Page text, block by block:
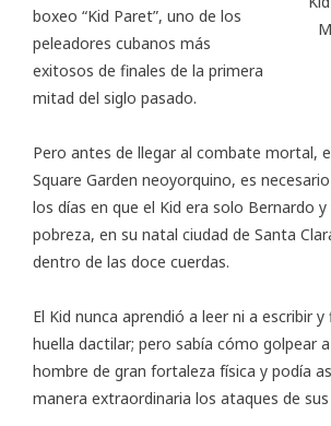
boxeo “Kid Paret”, uno de los
peleadores cubanos más
exitosos de finales de la primera
mitad del siglo pasado.
Pero antes de llegar al combate mortal,
Square Garden neoyorquino, es
los días en que el Kid era solo Bernardo
pobreza, en su natal ciudad de Santa
dentro de las doce cuerdas.
El Kid nunca aprendió a leer ni a escribir
huella dactilar; pero sabía cómo golpear
hombre de gran fortaleza física y podía
manera extraordinaria los ataques de sus